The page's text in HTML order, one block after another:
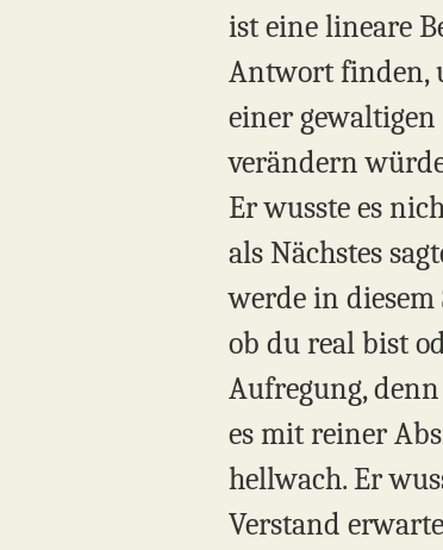
ist eine lineare
Antwort finden,
einer
verändern
Er wusste es
als Nächstes
werde in diesem
ob du real bist
Aufregung,
es mit reiner
hellwach. Er
Verstand